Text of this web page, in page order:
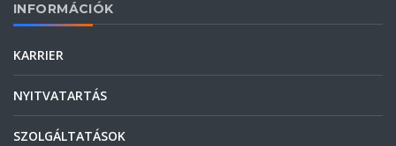
INFORMÁCIÓK
KARRIER
NYITVATARTÁS
SZOLGÁLTATÁSOK